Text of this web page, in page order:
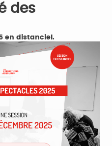
des
en distanciel.